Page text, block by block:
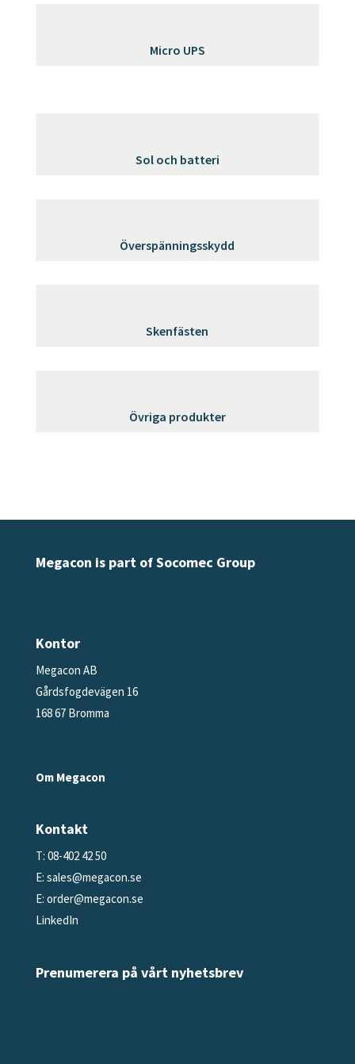
Micro UPS
Sol och batteri
Överspänningsskydd
Skenfästen
Övriga produkter
Megacon is part of Socomec Group
Kontor
Megacon AB
Gårdsfogdevägen 16
168 67 Bromma
Om Megacon
Kontakt
T: 08-402 42 50
E: sales@megacon.se
E: order@megacon.se
LinkedIn
Prenumerera på vårt nyhetsbrev